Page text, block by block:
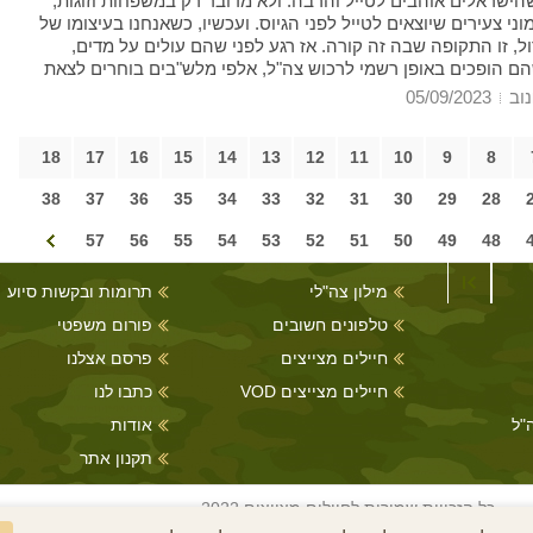
צעירים שיוצאים לטייל לפני הגיוס. ועכשיו, כשאנחנו בעיצומו של
זו התקופה שבה זה קורה. אז רגע לפני שהם עולים על מדים,
הופכים באופן רשמי לרכוש צה"ל, אלפי מלש"בים בוחרים לצאת
צבא" בחו''ל עד סמוך לגיוס. אמנם אלה לא טיולים של חודשים
8
9
10
11
12
13
14
15
16
17
18
28
29
30
31
32
33
34
35
36
37
38
48
49
50
51
52
53
54
55
56
57
מילון צה"לי
טלפונים חשובים
חיילים מצייצים
חיילים מצייצים VOD
תרומות ובקשות סיוע
פורום משפטי
פרסם אצלנו
כתבו לנו
אודות
תקנון אתר
כל הזכויות שמורות לחיילים מצייצים 2022